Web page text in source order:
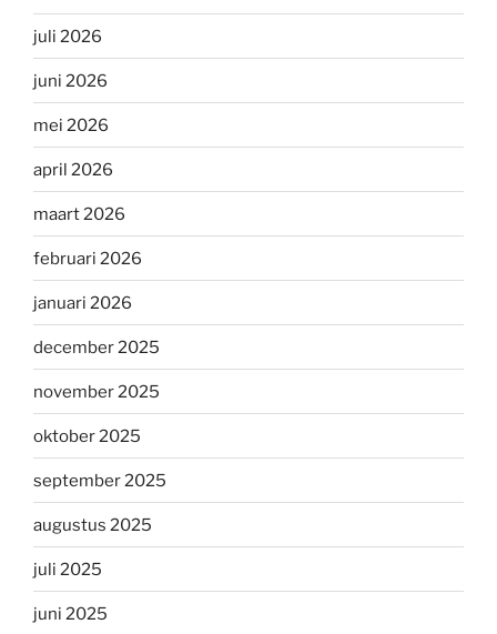
juli 2026
juni 2026
mei 2026
april 2026
maart 2026
februari 2026
januari 2026
december 2025
november 2025
oktober 2025
september 2025
augustus 2025
juli 2025
juni 2025